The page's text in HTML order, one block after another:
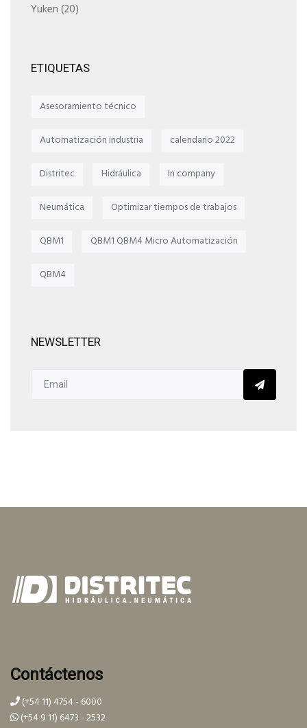
Yuken (20)
ETIQUETAS
Asesoramiento técnico
Automatización industria calendario 2022
Distritec Hidráulica In company
Neumática Optimizar tiempos de trabajos
QBM1 QBM1 QBM4 Micro Automatización
QBM4
NEWSLETTER
Contáctenos
(+54 11) 4754 - 6000
(+54 9 11) 6473 - 2532